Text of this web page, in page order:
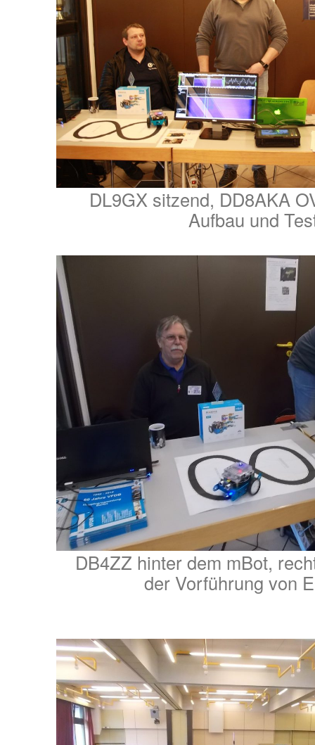
DL9GX sitzend, DD8AKA
Aufbau und
DB4ZZ hinter dem mBot,
der Vorführung von